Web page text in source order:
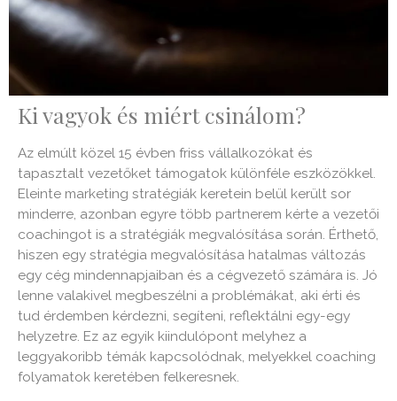
Ki vagyok és miért csinálom?
Az elmúlt közel 15 évben friss vállalkozókat és
tapasztalt vezetőket támogatok különféle eszközökkel.
Eleinte marketing stratégiák keretein belül került sor
minderre, azonban egyre több partnerem kérte a vezetői
coachingot is a stratégiák megvalósítása során. Érthető,
hiszen egy stratégia megvalósítása hatalmas változás
egy cég mindennapjaiban és a cégvezető számára is. Jó
lenne valakivel megbeszélni a problémákat, aki érti és
tud érdemben kérdezni, segíteni, reflektálni egy-egy
helyzetre. Ez az egyik kiindulópont melyhez a
leggyakoribb témák kapcsolódnak, melyekkel coaching
folyamatok keretében felkeresnek.